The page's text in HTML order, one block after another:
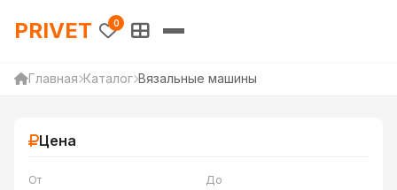
PRIVET — Каталог товаров
PRIVET 0
Главная Каталог Вязальные машины
Цена
От До